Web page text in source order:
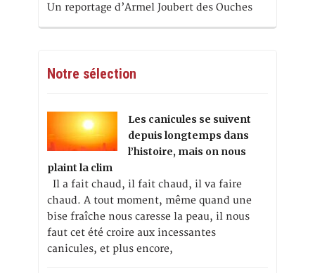
Un reportage d’Armel Joubert des Ouches
Notre sélection
Les canicules se suivent
depuis longtemps dans
l’histoire, mais on nous
plaint la clim
Il a fait chaud, il fait chaud, il va faire
chaud. A tout moment, même quand une
bise fraîche nous caresse la peau, il nous
faut cet été croire aux incessantes
canicules, et plus encore,